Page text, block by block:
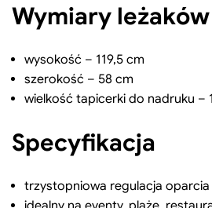
Wymiary leżaków
wysokość – 119,5 cm
szerokość – 58 cm
wielkość tapicerki do nadruku –
Specyfikacja
trzystopniowa regulacja oparcia